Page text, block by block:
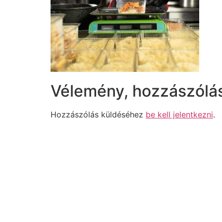
Vélemény,
Hozzászólás küldéséhez be kell jelentkezni.